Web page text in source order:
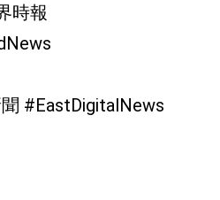
時報
#EastDigitalNews